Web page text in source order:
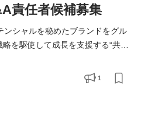
責任者候補募集
ンシャルを秘めたブランドをグル
を駆使して成長を支援する“共創
間もなく眠る環境を目指す「ヒ
尽くす生活用品ブランドの「猫
1